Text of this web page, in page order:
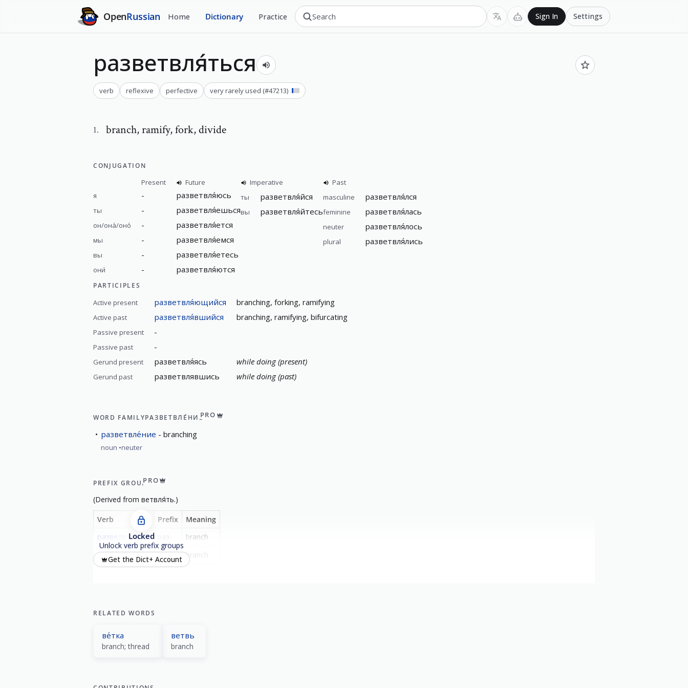
OpenRussian Home Dictionary Practice Sign In Settings
разветвля́ться
verb reflexive perfective very rarely used (#47213)
1. branch,ramify, fork, divide
CONJUGATION
Present
Future
я
- разветвля́юсь
ты - разветвля́ешься
он/она́/оно́ - разветвля́ется
мы - разветвля́емся
вы - разветвля́етесь
они́ - разветвля́ются
Imperative
ты
разветвля́йся
вы разветвля́йтесь
Past
masculine
разветвля́лся
feminine разветвля́лась
neuter разветвля́лось
plural разветвля́лись
PARTICIPLES
Active present разветвля́ющийся branching, forking, ramifying
Active past разветвля́вшийся branching, ramifying, bifurcating
Passive present -
Passive past -
Gerund present разветвля́ясь while doing (present)
Gerund past разветвлявшись while doing (past)
WORD FAMILYРАЗВЕТВЛЕ́НИЕPRO
разветвле́ние branching
noun neuter
PREFIX GROUPPRO
(Derived from ветвля́ть.)
Verb Prefix
Meaning
разветвля́ть
раз-
branch
разветвля́ться
- branch
Locked
Unlock verb prefix groups
Get the Dict+ Account
RELATED WORDS
ве́тка
branch; thread
ветвь
branch